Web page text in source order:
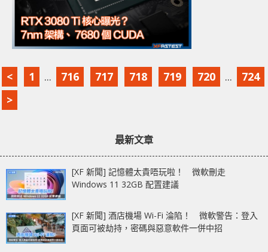
< 1 ... 716 717 718 719 720 ...
724
>
最新文章
[XF 新聞] 記憶體太貴唔玩啦！ 微軟刪走
Windows 11 32GB 配置建議
[XF 新聞] 酒店機場 Wi-Fi 淪陷！ 微軟警告：登入
頁面可被劫持，密碼與惡意軟件一併中招